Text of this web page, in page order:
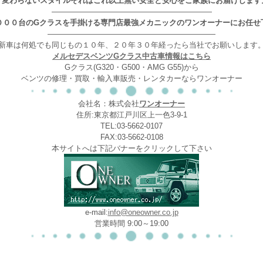
—————————————————————
００台のGクラスを手掛ける専門店最強メカニックのワンオーナーにお任せ
——————————————————————
車は何処でも同じもの１０年、２０年３０年経ったら当社でお願いします。
メルセデスベンツGクラス中古車情報はこちら
Gクラス(G320・G500・AMG G55)から
ベンツの修理・買取・輸入車販売・レンタカーならワンオーナー
会社名：株式会社ワンオーナー
住所:東京都江戸川区上一色3-9-1
TEL:03-5662-0107
FAX:03-5662-0108
本サイトへは下記バナーをクリックして下さい
e-mail:info@oneowner.co.jp
営業時間 9:00～19:00